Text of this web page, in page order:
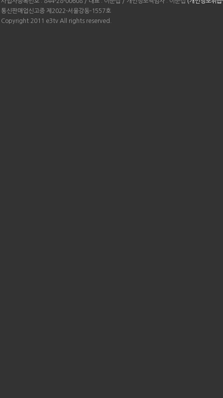
통신판매업신고증 제2022-서울강동-1557호
Copyright 2011 e3tv All rights reserved.